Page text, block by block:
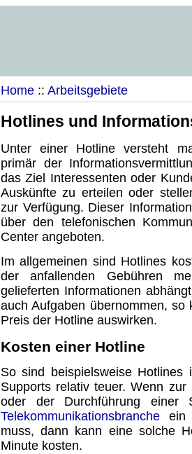
Home :: Arbeitsgebiete
Hotlines und
Unter einer Hotline versteht
primär der
das Ziel Interessenten oder
Auskünfte zu erteilen oder
zur Verfügung. Dieser
über den telefonischen
Center angeboten.
Im allgemeinen sind Hotlines
deranfallenden Gebühren
gelieferten Informationen
auch Aufgaben übernommen,
Preis der Hotline auswirken.
Kosten einer Hotline
So sind beispielsweise
Supports relativ teuer. Wenn zur
oder der Durchführung einer
Telekommunikationsbranche
muss, dann kann eine solche
Minute kosten.